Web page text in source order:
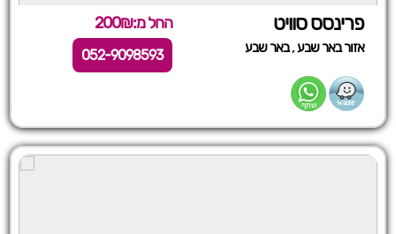
פרינסס סוויט החל מ:200₪
אזור באר שבע,באר שבע 052-9098593